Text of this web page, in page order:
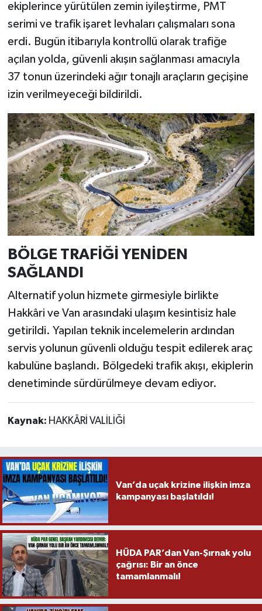
ekiplerince yürütülen zemin iyileştirme, PMT
serimi ve trafik işaret levhaları çalışmaları sona
erdi. Bugün itibarıyla kontrollü olarak trafiğe
açılan yolda, güvenli akışın sağlanması amacıyla
37 tonun üzerindeki ağır tonajlı araçların geçişine
izin verilmeyeceği bildirildi.
BÖLGE TRAFİĞİ YENİDEN
SAĞLANDI
Alternatif yolun hizmete girmesiyle birlikte
Hakkâri ve Van arasındaki ulaşım kesintisiz hale
getirildi. Yapılan teknik incelemelerin ardından
servis yolunun güvenli olduğu tespit edilerek araç
kabulüne başlandı. Bölgedeki trafik akışı, ekiplerin
denetiminde sürdürülmeye devam ediyor.
Kaynak: HAKKÂRİ VALİLİĞİ
Van’da uçak krizine ilişkin imza
kampanyası başlatıldı!
HÜDA PAR’dan Van-Şırnak yolu
çağrısı: Bir an önce
tamamlanmalı!